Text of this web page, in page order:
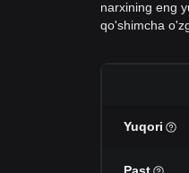
narxining eng
qo'shimcha
Yuqori